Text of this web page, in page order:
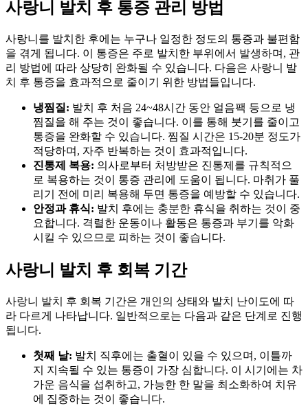
사랑니 발치 후 통증 관리 방법
사랑니를 발치한 후에는 누구나 일정한 정도의 통증과 불편함
을 겪게 됩니다. 이 통증은 주로 발치한 부위에서 발생하며, 관
리 방법에 따라 상당히 완화될 수 있습니다. 다음은 사랑니 발
치 후 통증을 효과적으로 줄이기 위한 방법들입니다.
냉찜질: 발치 후 처음 24~48시간 동안 얼음팩 등으로 냉
찜질을 해 주는 것이 좋습니다. 이를 통해 붓기를 줄이고
통증을 완화할 수 있습니다. 찜질 시간은 15-20분 정도가
적당하며, 자주 반복하는 것이 효과적입니다.
진통제 복용: 의사로부터 처방받은 진통제를 규칙적으
로 복용하는 것이 통증 관리에 도움이 됩니다. 마취가 풀
리기 전에 미리 복용해 두면 통증을 예방할 수 있습니다.
안정과 휴식: 발치 후에는 충분한 휴식을 취하는 것이 중
요합니다. 격렬한 운동이나 활동은 통증과 부기를 악화
시킬 수 있으므로 피하는 것이 좋습니다.
사랑니 발치 후 회복 기간
사랑니 발치 후 회복 기간은 개인의 상태와 발치 난이도에 따
라 다르게 나타납니다. 일반적으로는 다음과 같은 단계로 진행
됩니다.
첫째 날: 발치 직후에는 출혈이 있을 수 있으며, 이틀까
지 지속될 수 있는 통증이 가장 심합니다. 이 시기에는 차
가운 음식을 섭취하고, 가능한 한 말을 최소화하여 치유
에 집중하는 것이 좋습니다.